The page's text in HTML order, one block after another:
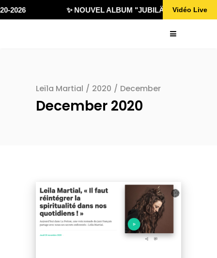
2026 ✨ NOUVEL ALBUM "JUBILÄ 432"Vidéo Live
Leïla Martial / 2020 / December
December 2020